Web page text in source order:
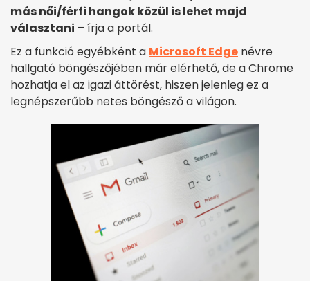
más női/férfi hangok közül is lehet majd
választani – írja a portál.
Ez a funkció egyébként a Microsoft Edge névre
hallgató böngészőjében már elérhető, de a Chrome
hozhatja el az igazi áttörést, hiszen jelenleg ez a
legnépszerűbb netes böngésző a világon.